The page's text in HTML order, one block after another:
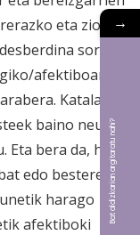
eta ziozko
sortzen
afektiboaren
Katalan
baino neurri
bera da, hain
edo besteren
harago
afektiboki
→
Bat aldizkarian argitaratu nahi?